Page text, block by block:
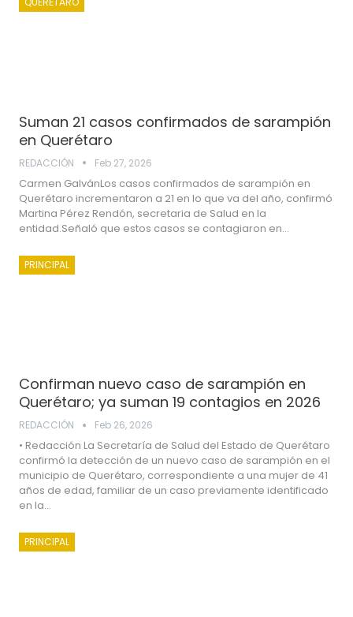
Suman 21 casos confirmados de sarampión
en Querétaro
REDACCIÓN Feb 27, 2026
Carmen GalvánLos casos confirmados de sarampión en
Querétaro incrementaron a 21 en lo que va del año, confirmó
Martina Pérez Rendón, secretaria de Salud en la
entidad.Señaló que estos casos se contagiaron en…
PRINCIPAL
Confirman nuevo caso de sarampión en
Querétaro; ya suman 19 contagios en 2026
REDACCIÓN Feb 26, 2026
• Redacción La Secretaría de Salud del Estado de Querétaro
confirmó la detección de un nuevo caso de sarampión en el
municipio de Querétaro, correspondiente a una mujer de 41
años de edad, familiar de un caso previamente identificado
en la…
PRINCIPAL